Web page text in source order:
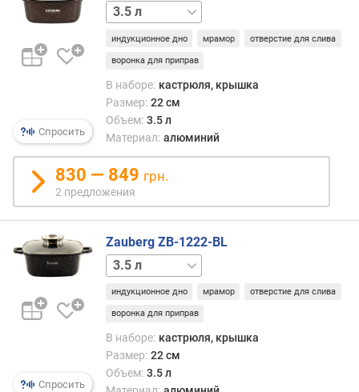
Спросить
2.7 л 5.4 л
индукционное дно мрамор отверстие для слива
воронка для приправ
В наборе: кастрюля, крышка
Размер: 22 см
Объем: 3.5 л
Материал: алюминий
830 — 849 грн.
2 предложения
Спросить
Zauberg ZB-1222-BL
2.7 л
индукционное дно мрамор отверстие для слива
воронка для приправ
В наборе: кастрюля, крышка
Размер: 22 см
Объем: 3.5 л